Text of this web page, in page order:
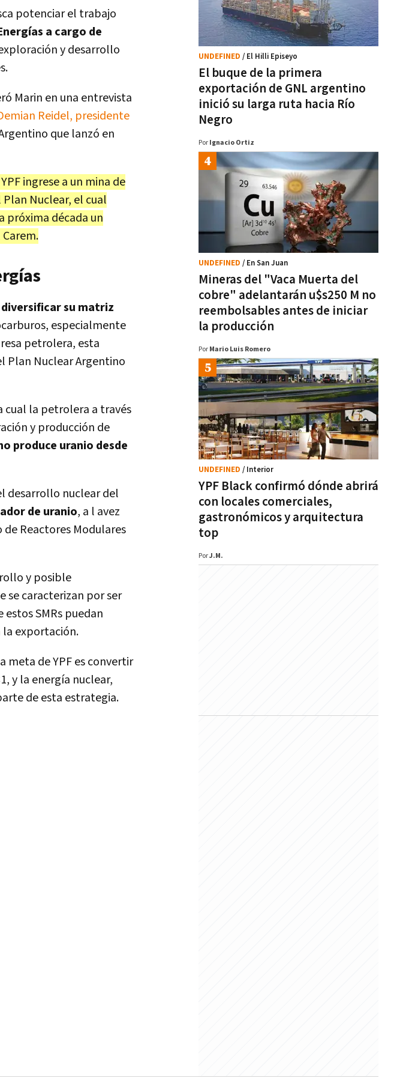
potenciar el trabajo
a cargo de
y desarrollo
Marin en una entrevista
Reidel, presidente
que lanzó en
YPF ingrese a un mina de
Nuclear, el cual
próxima década un
diversificar su matriz
especialmente
petrolera, esta
Plan Nuclear Argentino
cual la petrolera a través
y producción de
produce uranio desde
desarrollo nuclear del
de uranio, a l avez
Reactores Modulares
y posible
se caracterizan por ser
SMRs puedan
exportación.
meta de YPF es convertir
y la energía nuclear,
de esta estrategia.
El buque de la primera
exportación de GNL argentino
inició su larga ruta hacia Río
Negro
UNDEFINED / El Hilli Episeyo
Por Ignacio Ortiz
Mineras del "Vaca Muerta del
cobre" adelantarán u$s250 M no
reembolsables antes de iniciar
la producción
UNDEFINED / En San Juan
Por Mario Luis Romero
YPF Black confirmó dónde abrirá
con locales comerciales,
gastronómicos y arquitectura
top
UNDEFINED / Interior
PorJ.M.